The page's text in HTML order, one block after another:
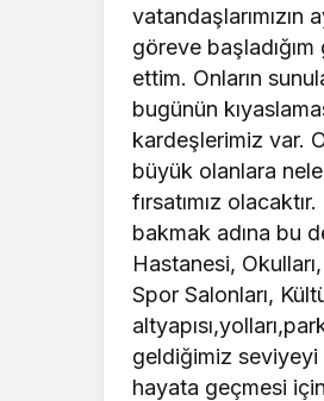
göreve
ettim. Onların
bugünün
kardeşlerimiz var.
büyük olanlara
fırsatımız
bakmak adına bu
Hastanesi,
Spor Salonları,
geldiğimiz seviyeyi
hayata geçmesi